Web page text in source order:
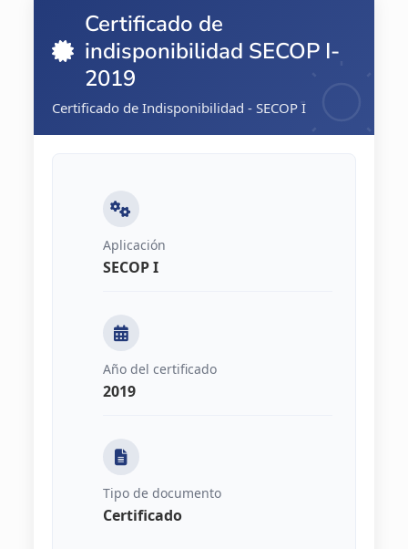
Certificado de
indisponibilidad SECOP I-
2019
Certificado de Indisponibilidad - SECOP I
Aplicación
SECOP I
Año del certificado
2019
Tipo de documento
Certificado